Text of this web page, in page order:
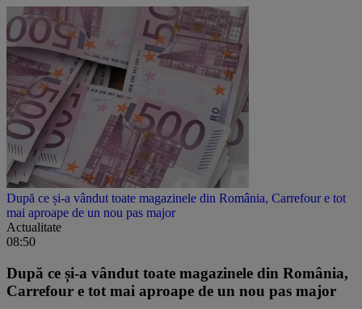
După ce și-a vândut toate magazinele din România, Carrefour e tot
mai aproape de un nou pas major
Actualitate
08:50
După ce și-a vândut toate magazinele din România,
Carrefour e tot mai aproape de un nou pas major